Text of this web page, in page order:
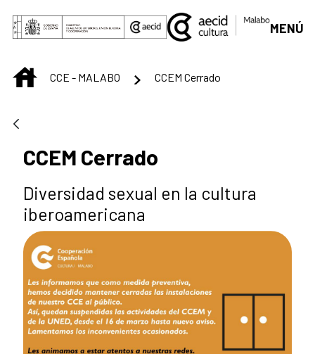
Saut au contenu principal
MENÚ
INICIOCCE - MALABO CCEM Cerrado
CCEM Cerrado
Diversidad sexual en la cultura
iberoamericana